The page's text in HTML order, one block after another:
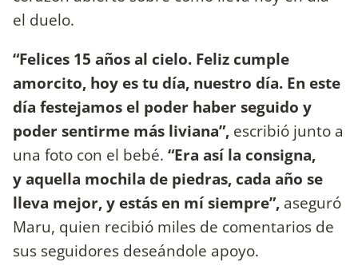
el duelo.
“Felices 15 años al cielo. Feliz cumple
amorcito, hoy es tu día, nuestro día. En este
día festejamos el poder haber seguido y
poder sentirme más liviana”, escribió junto a
una foto con el bebé. “Era así la consigna,
y aquella mochila de piedras, cada año se
lleva mejor, y estás en mí siempre”, aseguró
Maru, quien recibió miles de comentarios de
sus seguidores deseándole apoyo.